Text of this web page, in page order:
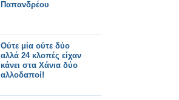
Παπανδρέου
Ούτε μία ούτε δύο
αλλά 24 κλοπές είχαν
κάνει στα Χάνια δύο
αλλοδαποί!